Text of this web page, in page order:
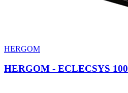
HERGOM
HERGOM - ECLECSYS 100